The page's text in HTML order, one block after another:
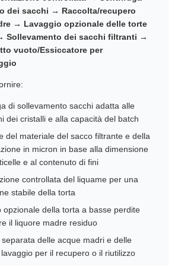
dei sacchi → Raccolta/recupero
→ Lavaggio opzionale delle torte
Sollevamento dei sacchi filtranti →
vuoto/Essiccatore per
di sollevamento sacchi adatta alle
dei cristalli e alla capacità del batch
del materiale del sacco filtrante e della
in micron in base alla dimensione
e al contenuto di fini
controllata del liquame per una
stabile della torta
opzionale della torta a basse perdite
il liquore madre residuo
separata delle acque madri e delle
per il recupero o il riutilizzo